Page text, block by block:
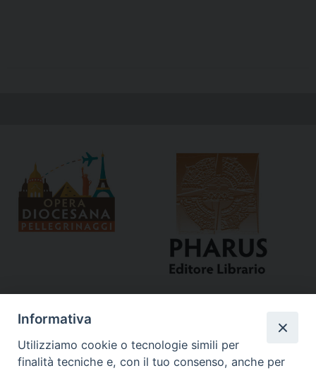
Informativa
Utilizziamo cookie o tecnologie simili per
finalità tecniche e, con il tuo consenso, anche per